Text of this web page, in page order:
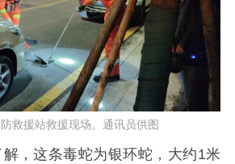
救援站救援现场。通讯员供图
，这条毒蛇为银环蛇，大约1米